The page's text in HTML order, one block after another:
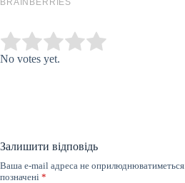
Rate this item:
No votes yet.
Залишити відповідь
Ваша e-mail адреса не оприлюднюватиметься.
позначені *